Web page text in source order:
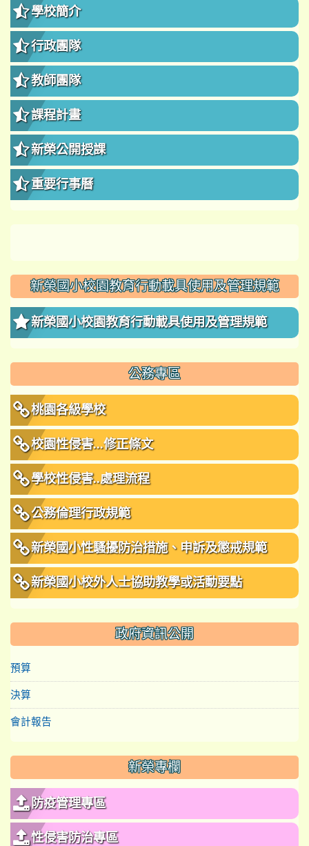
學校簡介
行政團隊
教師團隊
課程計畫
新榮公開授課
重要行事曆
新榮國小校園教育行動載具使用及管理規範
新榮國小校園教育行動載具使用及管理規範
公務專區
桃園各級學校
校園性侵害...修正條文
學校性侵害..處理流程
公務倫理行政規範
新榮國小性騷擾防治措施、申訴及懲戒規範
新榮國小校外人士協助教學或活動要點
政府資訊公開
預算
決算
會計報告
新榮專欄
防疫管理專區
性侵害防治專區